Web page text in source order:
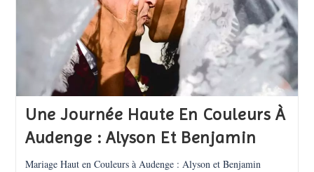
Le
Château
De
Camarsac​
Une Journée Haute En Couleurs À
Audenge : Alyson Et Benjamin
Mariage Haut en Couleurs à Audenge : Alyson et Benjamin